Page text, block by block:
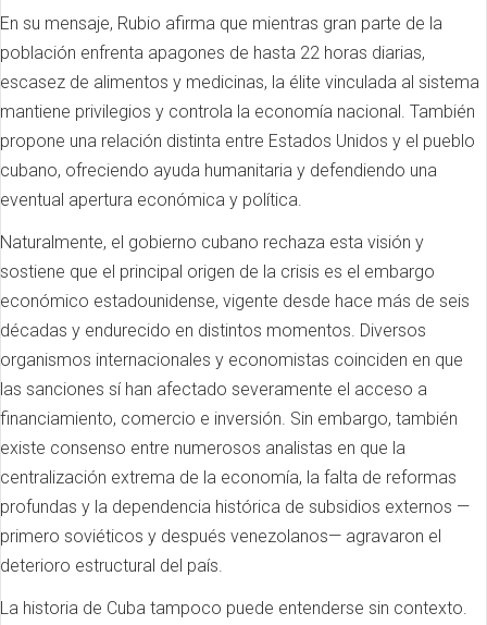
En su mensaje, Rubio afirma que mientras gran parte de la
población enfrenta apagones de hasta 22 horas diarias,
escasez de alimentos y medicinas, la élite vinculada al sistema
mantiene privilegios y controla la economía nacional. También
propone una relación distinta entre Estados Unidos y el pueblo
cubano, ofreciendo ayuda humanitaria y defendiendo una
eventual apertura económica y política.
Naturalmente, el gobierno cubano rechaza esta visión y
sostiene que el principal origen de la crisis es el embargo
económico estadounidense, vigente desde hace más de seis
décadas y endurecido en distintos momentos. Diversos
organismos internacionales y economistas coinciden en que
las sanciones sí han afectado severamente el acceso a
financiamiento, comercio e inversión. Sin embargo, también
existe consenso entre numerosos analistas en que la
centralización extrema de la economía, la falta de reformas
profundas y la dependencia histórica de subsidios externos —
primero soviéticos y después venezolanos— agravaron el
deterioro estructural del país.
La historia de Cuba tampoco puede entenderse sin contexto.